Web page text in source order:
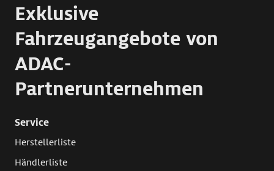
Exklusive
Fahrzeugangebote von
ADAC-
Partnerunternehmen
Service
Herstellerliste
Händlerliste